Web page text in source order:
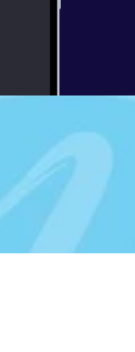
diverse career changers
today...